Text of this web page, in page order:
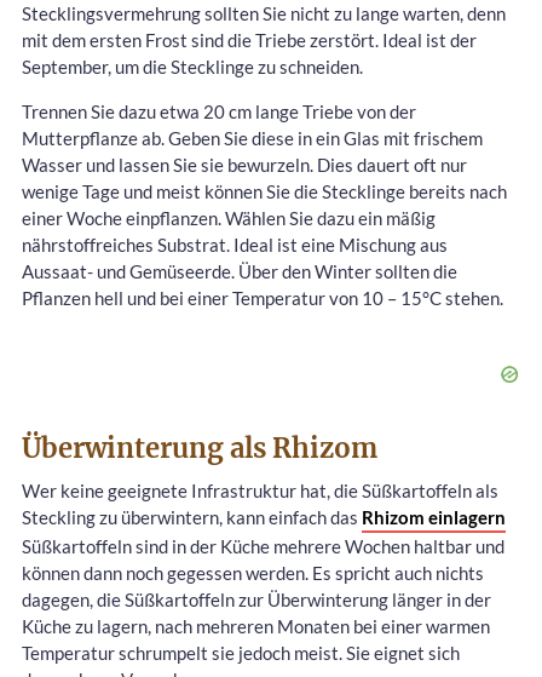
Stecklingsvermehrung sollten Sie nicht zu lange warten, denn
mit dem ersten Frost sind die Triebe zerstört. Ideal ist der
September, um die Stecklinge zu schneiden.
Trennen Sie dazu etwa 20 cm lange Triebe von der
Mutterpflanze ab. Geben Sie diese in ein Glas mit frischem
Wasser und lassen Sie sie bewurzeln. Dies dauert oft nur
wenige Tage und meist können Sie die Stecklinge bereits nach
einer Woche einpflanzen. Wählen Sie dazu ein mäßig
nährstoffreiches Substrat. Ideal ist eine Mischung aus
Aussaat- und Gemüseerde. Über den Winter sollten die
Pflanzen hell und bei einer Temperatur von 10 – 15°C stehen.
Überwinterung als Rhizom
Wer keine geeignete Infrastruktur hat, die Süßkartoffeln als
Steckling zu überwintern, kann einfach das Rhizom einlagern
Süßkartoffeln sind in der Küche mehrere Wochen haltbar und
können dann noch gegessen werden. Es spricht auch nichts
dagegen, die Süßkartoffeln zur Überwinterung länger in der
Küche zu lagern, nach mehreren Monaten bei einer warmen
Temperatur schrumpelt sie jedoch meist. Sie eignet sich